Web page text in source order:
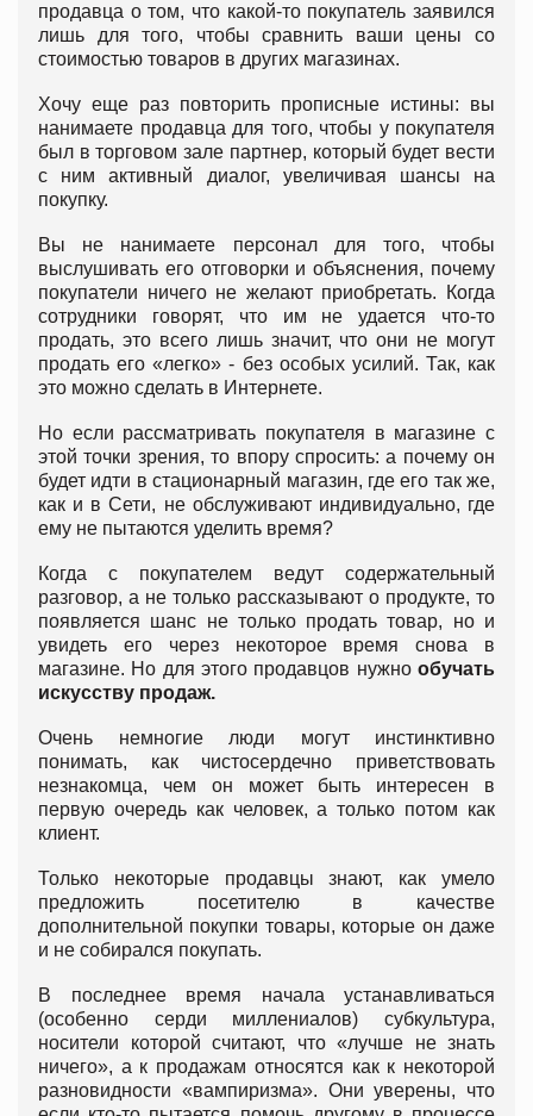
продавца о том, что какой-то покупатель заявился
лишь для того, чтобы сравнить ваши цены со
стоимостью товаров в других магазинах.
Хочу еще раз повторить прописные истины: вы
нанимаете продавца для того, чтобы у покупателя
был в торговом зале партнер, который будет вести
с ним активный диалог, увеличивая шансы на
покупку.
Вы не нанимаете персонал для того, чтобы
выслушивать его отговорки и объяснения, почему
покупатели ничего не желают приобретать. Когда
сотрудники говорят, что им не удается что-то
продать, это всего лишь значит, что они не могут
продать его «легко» - без особых усилий. Так, как
это можно сделать в Интернете.
Но если рассматривать покупателя в магазине с
этой точки зрения, то впору спросить: а почему он
будет идти в стационарный магазин, где его так же,
как и в Сети, не обслуживают индивидуально, где
ему не пытаются уделить время?
Когда с покупателем ведут содержательный
разговор, а не только рассказывают о продукте, то
появляется шанс не только продать товар, но и
увидеть его через некоторое время снова в
магазине. Но для этого продавцов нужно обучать
искусству продаж.
Очень немногие люди могут инстинктивно
понимать, как чистосердечно приветствовать
незнакомца, чем он может быть интересен в
первую очередь как человек, а только потом как
клиент.
Только некоторые продавцы знают, как умело
предложить посетителю в качестве
дополнительной покупки товары, которые он даже
и не собирался покупать.
В последнее время начала устанавливаться
(особенно серди миллениалов) субкультура,
носители которой считают, что «лучше не знать
ничего», а к продажам относятся как к некоторой
разновидности «вампиризма». Они уверены, что